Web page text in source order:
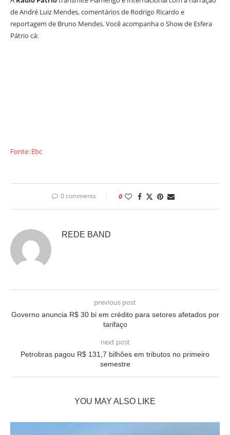
de André Luiz Mendes, comentários de Rodrigo Ricardo e
reportagem de Bruno Mendes. Você acompanha o Show de Esfera
Pátrio cá:
Fonte: Ebc
0 comments 0
REDE BAND
previous post
Governo anuncia R$ 30 bi em crédito para setores afetados por
tarifaço
next post
Petrobras pagou R$ 131,7 bilhões em tributos no primeiro
semestre
YOU MAY ALSO LIKE